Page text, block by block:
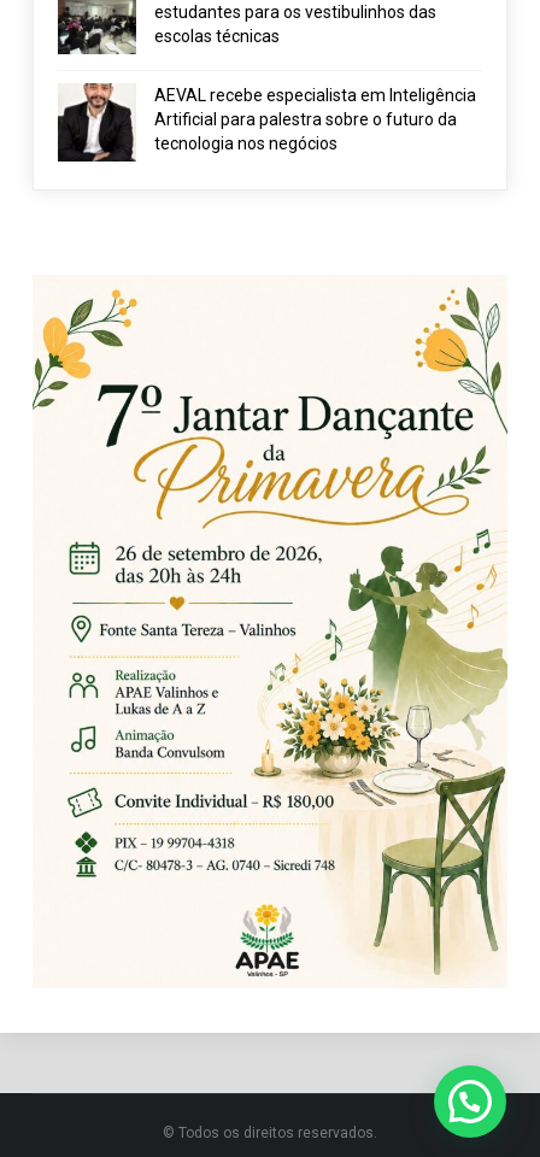
estudantes para os vestibulinhos das
escolas técnicas
AEVAL recebe especialista em Inteligência
Artificial para palestra sobre o futuro da
tecnologia nos negócios
© Todos os direitos reservados.